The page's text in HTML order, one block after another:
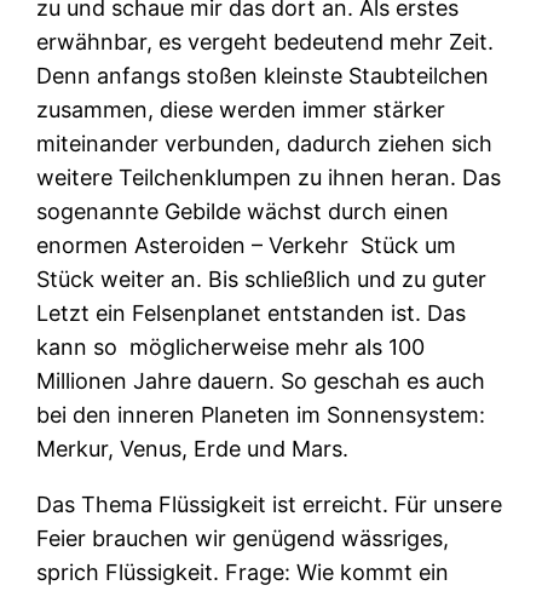
zu und schaue mir das dort an. Als erstes
erwähnbar, es vergeht bedeutend mehr Zeit.
Denn anfangs stoßen kleinste Staubteilchen
zusammen, diese werden immer stärker
miteinander verbunden, dadurch ziehen sich
weitere Teilchenklumpen zu ihnen heran. Das
sogenannte Gebilde wächst durch einen
enormen Asteroiden – Verkehr Stück um
Stück weiter an. Bis schließlich und zu guter
Letzt ein Felsenplanet entstanden ist. Das
kann so möglicherweise mehr als 100
Millionen Jahre dauern. So geschah es auch
bei den inneren Planeten im Sonnensystem:
Merkur, Venus, Erde und Mars.
Das Thema Flüssigkeit ist erreicht. Für unsere
Feier brauchen wir genügend wässriges,
sprich Flüssigkeit. Frage: Wie kommt ein